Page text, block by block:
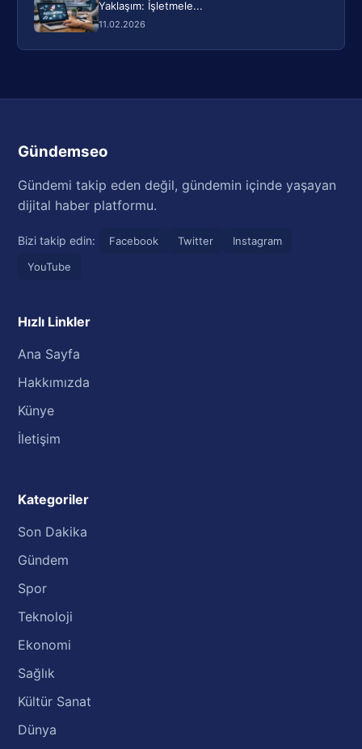
Yaklaşım: İşletmele...
11.02.2026
Gündemseo
Gündemi takip eden değil, gündemin içinde yaşayan
dijital haber platformu.
Bizi takip edin: Facebook Twitter
Instagram
YouTube
Hızlı Linkler
Ana Sayfa
Hakkımızda
Künye
İletişim
Kategoriler
Son Dakika
Gündem
Spor
Teknoloji
Ekonomi
Sağlık
Kültür Sanat
Dünya